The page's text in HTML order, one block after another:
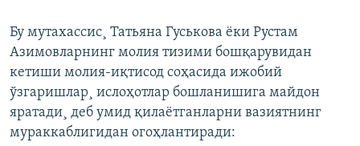
Бу мутахассис¸ Татьяна Гуськова ëки Рустам
Азимовларнинг молия тизими бошқарувидан
кетиши молия-иқтисод соҳасида ижобий
ўзгаришлар¸ ислоҳотлар бошланишига майдон
яратади¸ деб умид қилаëтганларни вазиятнинг
мураккаблигидан огоҳлантиради: